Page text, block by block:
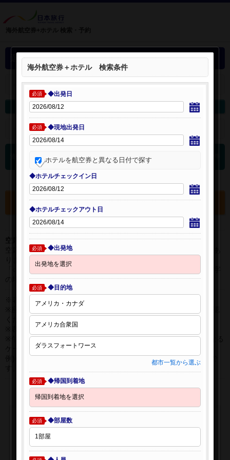
選択中の海外航空券+ホテル
選択中の航空券・ホテルを開く：
海外航空券を変更 海外ホテルを変更
検索条件を開く：
海外航空券 検索結果
選択中の航空券・ホテルを確認する
空席表示について：
空席状況は常に変更しますので、現在の空席を保証するものではあ
りません。
「○」は過去24時間以内に十分な空席が確認できた商品です。 数字
の場合は、現時点で座席数が少ない商品です。
※表示金額はオンライン予約時の金額です。
ください。
※表示時間はすべて現地時間・24時間表示です。
※午前0時以降に出発する深夜便について、搭乗日をお間違えになる
ケースが多く発生しています。
例)4月8日00：30出発の場合、搭乗手続きは4月7日22:30が目安で
海外航空券＋ホテル 検索条件
必須 ◆出発日
必須 ◆現地出発日
ホテルを航空券と異なる日付で探す
◆ホテルチェックイン日
◆ホテルチェックアウト日
必須 ◆出発地
必須 ◆目的地
都市一覧から選ぶ
必須 ◆帰国到着地
必須 ◆部屋数